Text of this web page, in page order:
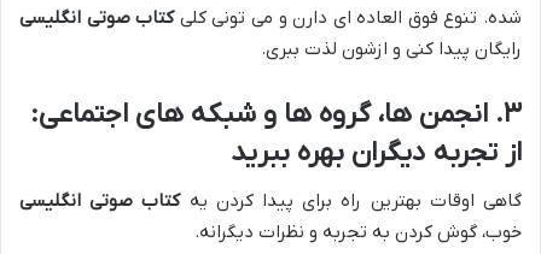
شده. تنوع فوق العاده ای دارن و می تونی کلیکتاب صوتی انگلیسی
رایگان پیدا کنی و ازشون لذت ببری.
۳. انجمن ها، گروه ها و شبکه های اجتماعی:
از تجربه دیگران بهره ببرید
گاهی اوقات بهترین راه برای پیدا کردن یهکتاب صوتی انگلیسی
خوب، گوش کردن به تجربه و نظرات دیگرانه.